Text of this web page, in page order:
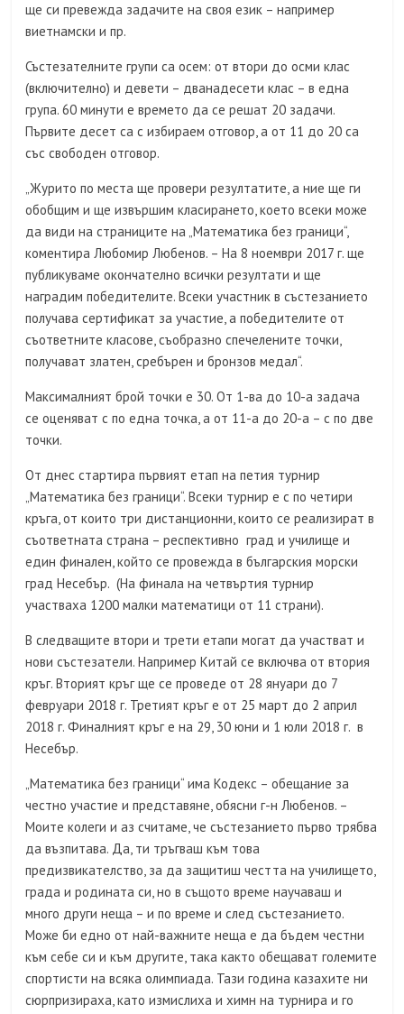
ще си превежда задачите на своя език – например
виетнамски и пр.
Състезателните групи са осем: от втори до осми клас
(включително) и девети – дванадесети клас – в една
група. 60 минути е времето да се решат 20 задачи.
Първите десет са с избираем отговор, а от 11 до 20 са
със свободен отговор.
„Журито по места ще провери резултатите, а ние ще ги
обобщим и ще извършим класирането, което всеки може
да види на страниците на „Математика без граници“,
коментира Любомир Любенов. – На 8 ноември 2017 г. ще
публикуваме окончателно всички резултати и ще
наградим победителите. Всеки участник в състезанието
получава сертификат за участие, а победителите от
съответните класове, съобразно спечелените точки,
получават златен, сребърен и бронзов медал“.
Максималният брой точки е 30. От 1-ва до 10-а задача
се оценяват с по една точка, а от 11-а до 20-а – с по две
точки.
От днес стартира първият етап на петия турнир
„Математика без граници“. Всеки турнир е с по четири
кръга, от които три дистанционни, които се реализират в
съответната страна – респективно град и училище и
един финален, който се провежда в българския морски
град Несебър. (На финала на четвъртия турнир
участваха 1200 малки математици от 11 страни).
В следващите втори и трети етапи могат да участват и
нови състезатели. Например Китай се включва от втория
кръг. Вторият кръг ще се проведе от 28 януари до 7
февруари 2018 г. Третият кръг е от 25 март до 2 април
2018 г. Финалният кръг е на 29, 30 юни и 1 юли 2018 г. в
Несебър.
„Математика без граници“ има Кодекс – обещание за
честно участие и представяне, обясни г-н Любенов. –
Моите колеги и аз считаме, че състезанието първо трябва
да възпитава. Да, ти тръгваш към това
предизвикателство, за да защитиш честта на училището,
града и родината си, но в същото време научаваш и
много други неща – и по време и след състезанието.
Може би едно от най-важните неща е да бъдем честни
към себе си и към другите, така както обещават големите
спортисти на всяка олимпиада. Тази година казахите ни
сюрпризираха, като измислиха и химн на турнира и го